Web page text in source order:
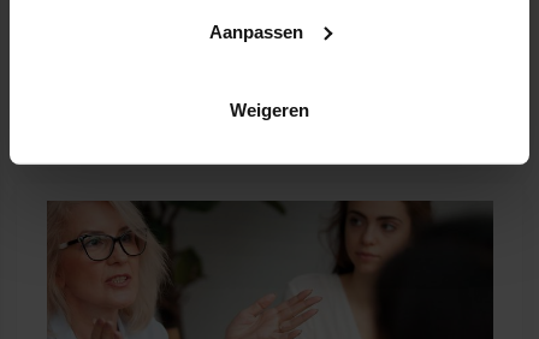
Aanpassen
Weigeren